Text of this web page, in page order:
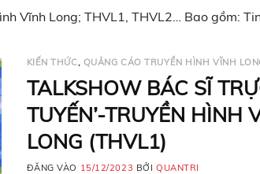
Vĩnh Long; THVL1, THVL2… Bao gồm:
KIẾN THỨC, QUẢNG CÁO TRUYỀN HÌNH VĨNH
TALKSHOW BÁC SĨ
TUYẾN’-TRUYỀN HÌNH
LONG (THVL1)
ĐĂNG VÀO 15/12/2023 BỞI QUANTRI